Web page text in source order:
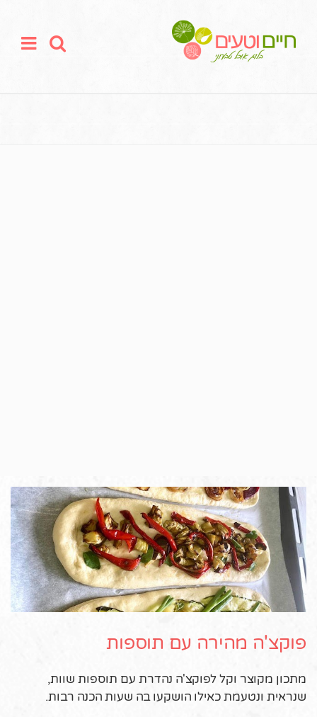
פוקצ'ה מהירה עם תוספות
מתכון מקוצר וקל לפוקצ'ה נהדרת עם תוספות שוות,
שנראית ונטעמת כאילו הושקעו בה שעות הכנה רבות.